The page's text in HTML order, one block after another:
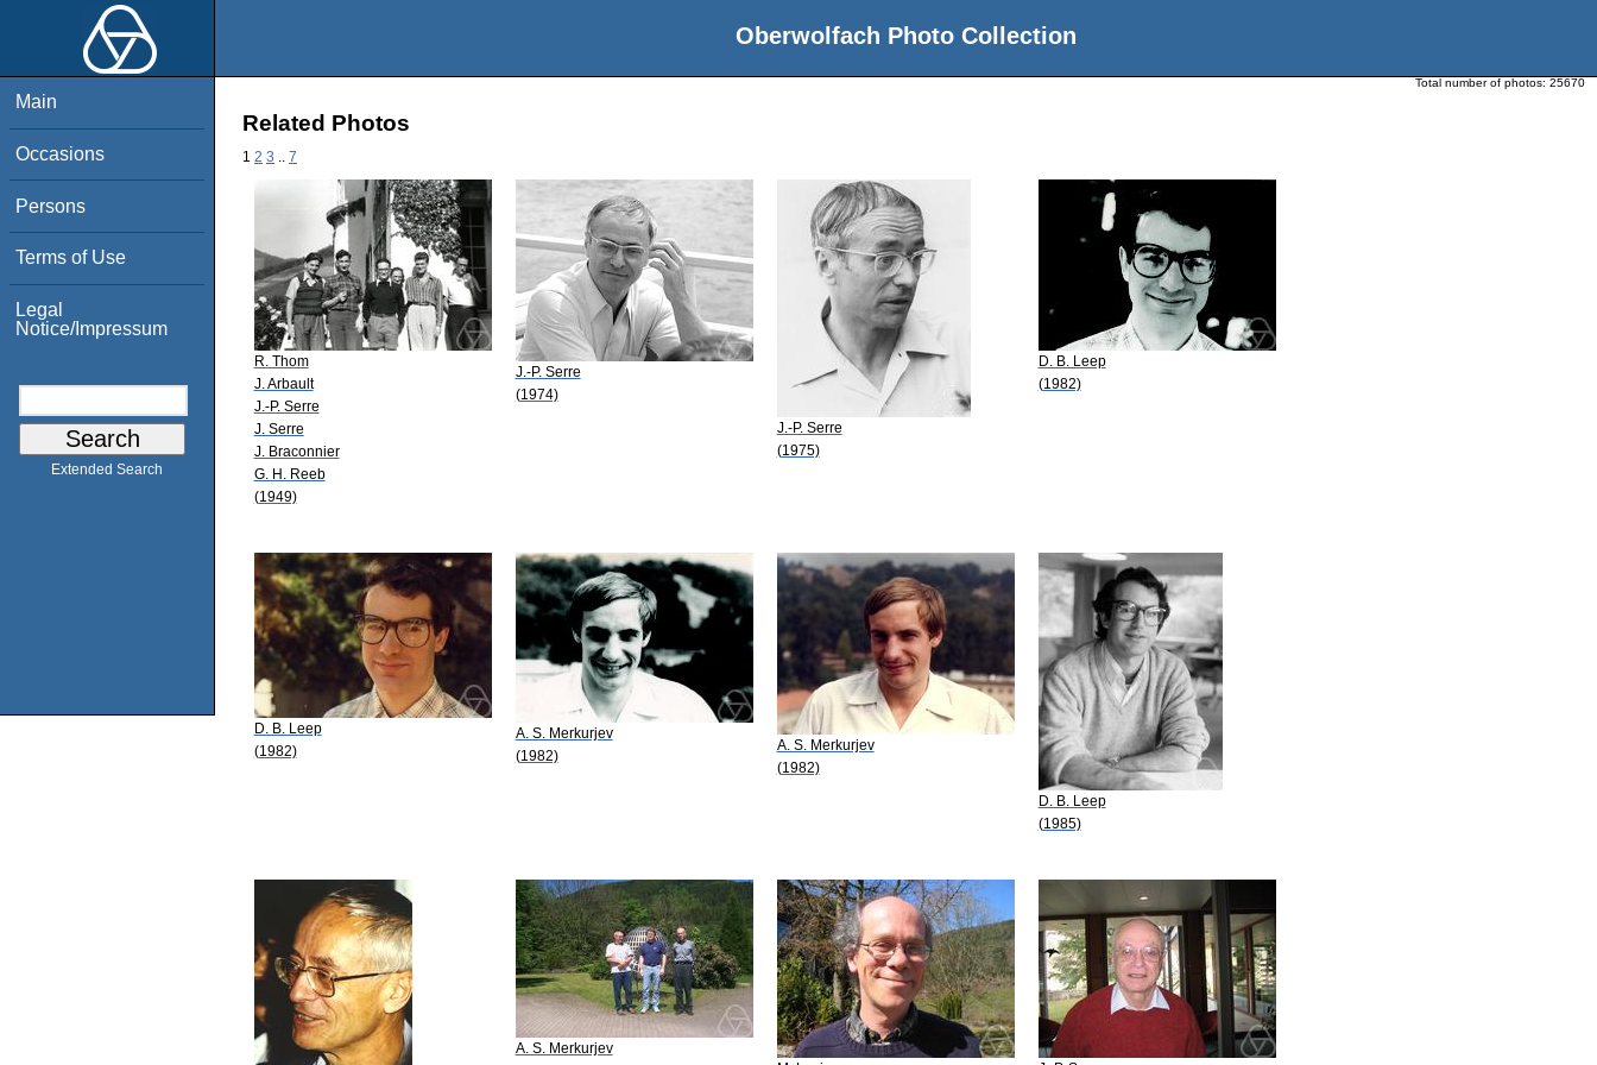
Oberwolfach Photo Collection
Main
Occasions
Persons
Terms of Use
Legal
Notice/Impressum
Extended Search
Total number of photos: 25670
Related Photos
1 2 3 7
R. Thom
J. Arbault
J.-P. Serre
J. Serre
J. Braconnier
G. H. Reeb
(1949)
J.-P. Serre
(1974)
J.-P. Serre
(1975)
D. B. Leep
(1982)
D. B. Leep
(1982)
A. S. Merkurjev
(1982)
A. S. Merkurjev
(1982)
D. B. Leep
(1985)
A. S. Merkurjev